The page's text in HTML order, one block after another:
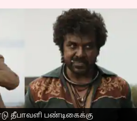
தீபாவளி பண்டிகைக்கு
ஜிகர்தண்டா
V Oct 25, 2024 06:43 pm